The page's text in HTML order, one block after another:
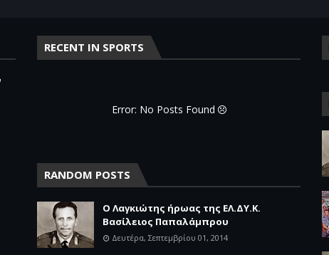
RECENT IN SPORTS
Error: No Posts Found
RANDOM POSTS
Ο Λαγκιώτης ήρωας της ΕΛ.ΔΥ.Κ.
Βασίλειος Παπαλάμπρου
Δευτέρα, Σεπτεμβρίου 01, 2014